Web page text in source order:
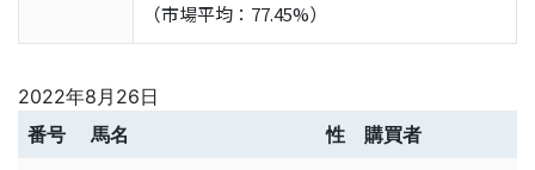
（市場平均：77.45%）
2022年8月26日
番号
馬名 性
購買者